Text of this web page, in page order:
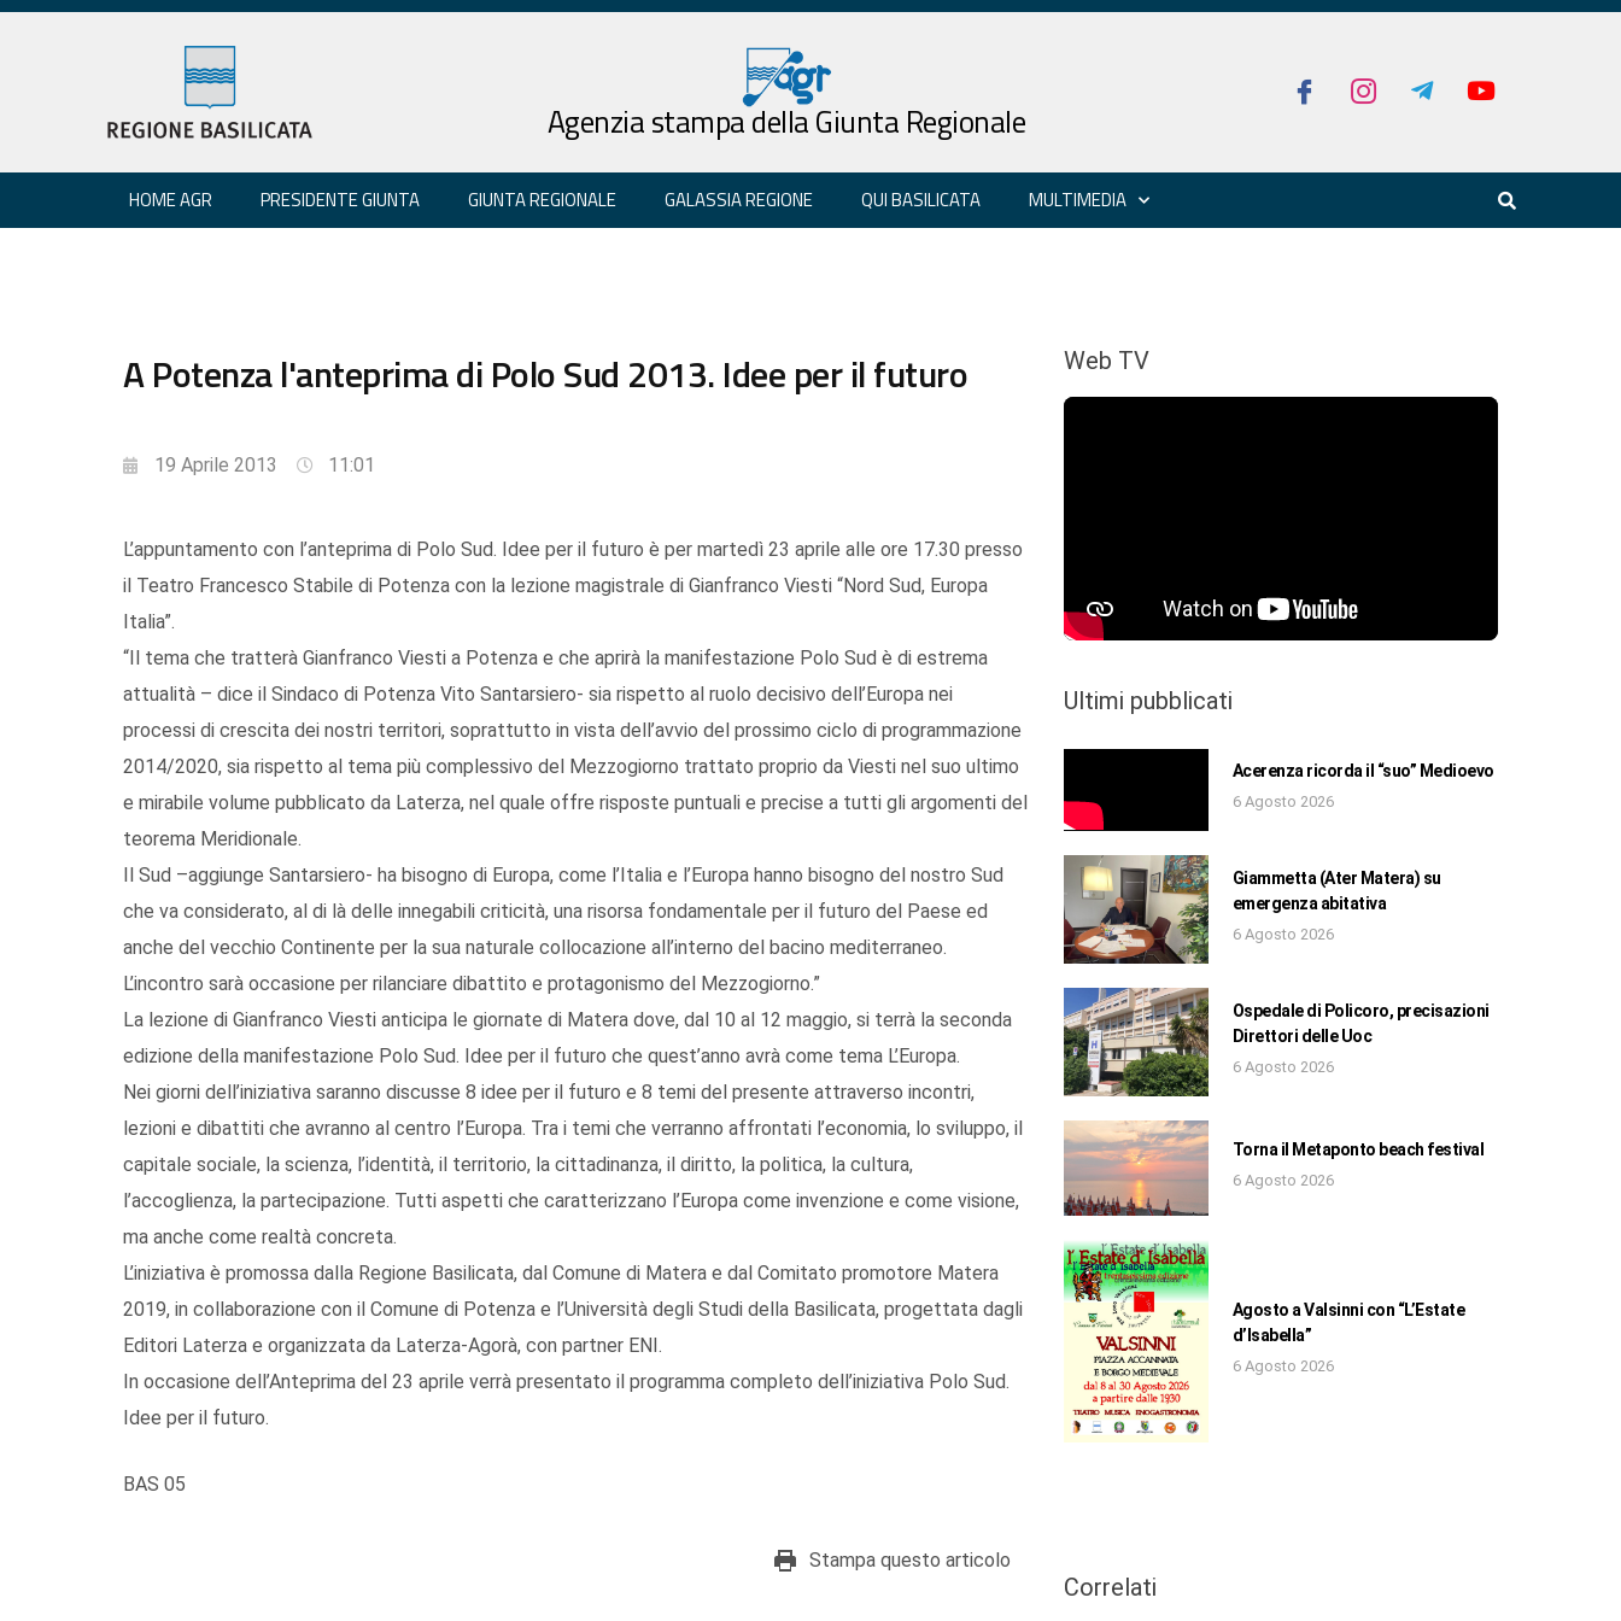
Agenzia stampa della Giunta Regionale
HOME AGR PRESIDENTE GIUNTA GIUNTA REGIONALE GALASSIA REGIONE QUI BASILICATA MULTIMEDIA
A Potenza l'anteprima di Polo Sud 2013. Idee per il futuro
19 Aprile 2013 11:01
L’appuntamento con l’anteprima di Polo Sud. Idee per il futuro è per martedì 23 aprile alle ore 17.30 presso
il Teatro Francesco Stabile di Potenza con la lezione magistrale di Gianfranco Viesti “Nord Sud, Europa
Italia”.
“Il tema che tratterà Gianfranco Viesti a Potenza e che aprirà la manifestazione Polo Sud è di estrema
attualità – dice il Sindaco di Potenza Vito Santarsiero- sia rispetto al ruolo decisivo dell’Europa nei
processi di crescita dei nostri territori, soprattutto in vista dell’avvio del prossimo ciclo di programmazione
2014/2020, sia rispetto al tema più complessivo del Mezzogiorno trattato proprio da Viesti nel suo ultimo
e mirabile volume pubblicato da Laterza, nel quale offre risposte puntuali e precise a tutti gli argomenti del
teorema Meridionale.
Il Sud –aggiunge Santarsiero- ha bisogno di Europa, come l’Italia e l’Europa hanno bisogno del nostro Sud
che va considerato, al di là delle innegabili criticità, una risorsa fondamentale per il futuro del Paese ed
anche del vecchio Continente per la sua naturale collocazione all’interno del bacino mediterraneo.
L’incontro sarà occasione per rilanciare dibattito e protagonismo del Mezzogiorno.”
La lezione di Gianfranco Viesti anticipa le giornate di Matera dove, dal 10 al 12 maggio, si terrà la seconda
edizione della manifestazione Polo Sud. Idee per il futuro che quest’anno avrà come tema L’Europa.
Nei giorni dell’iniziativa saranno discusse 8 idee per il futuro e 8 temi del presente attraverso incontri,
lezioni e dibattiti che avranno al centro l’Europa. Tra i temi che verranno affrontati l’economia, lo sviluppo, il
capitale sociale, la scienza, l’identità, il territorio, la cittadinanza, il diritto, la politica, la cultura,
l’accoglienza, la partecipazione. Tutti aspetti che caratterizzano l’Europa come invenzione e come visione,
ma anche come realtà concreta.
L’iniziativa è promossa dalla Regione Basilicata, dal Comune di Matera e dal Comitato promotore Matera
2019, in collaborazione con il Comune di Potenza e l’Università degli Studi della Basilicata, progettata dagli
Editori Laterza e organizzata da Laterza-Agorà, con partner ENI.
In occasione dell’Anteprima del 23 aprile verrà presentato il programma completo dell’iniziativa Polo Sud.
Idee per il futuro.
BAS 05
Stampa questo articolo
Web TV
Ultimi pubblicati
Acerenza ricorda il “suo” Medioevo
6 Agosto 2026
Giammetta (Ater Matera) su
emergenza abitativa
6 Agosto 2026
Ospedale di Policoro, precisazioni
Direttori delle Uoc
6 Agosto 2026
Torna il Metaponto beach festival
6 Agosto 2026
Agosto a Valsinni con “L’Estate
d’Isabella”
6 Agosto 2026
Correlati